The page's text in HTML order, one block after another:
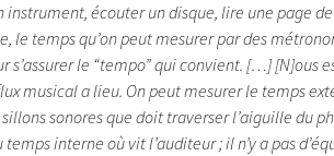
instrument, écouter un disque, lire une page
le temps qu’on peut mesurer par des
s’assurer le “tempo” qui convient. […]
musical a lieu. On peut mesurer le temps
sonores que doit traverser l’aiguille du
interne où vit l’auditeur ; il n’y a pas